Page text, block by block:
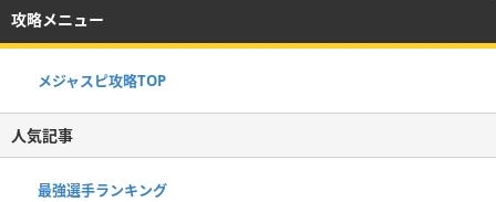
攻略メニュー
メジャスピ攻略TOP
人気記事
最強選手ランキング